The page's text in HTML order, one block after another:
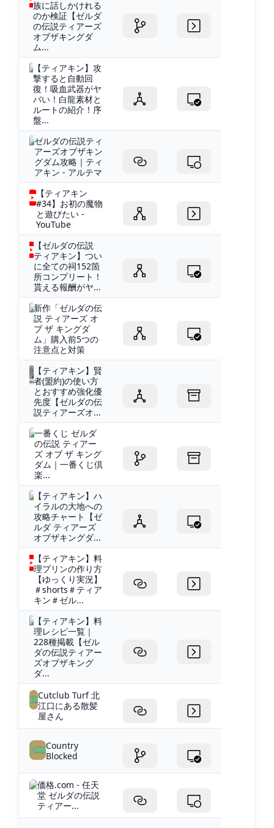
族に話しかけれる
のか検証【ゼルダ
の伝説ティアーズ
オブザキングダ
ム...
【ティアキン】攻
撃すると自動回
復！吸血武器がヤ
バい！白龍素材と
ルートの紹介！序
盤...
ゼルダの伝説ティ
アーズオブザキン
グダム攻略｜ティ
アキン - アルテマ
【ティアキン
#34】お初の魔物
と遊びたい -
YouTube
【ゼルダの伝説
ティアキン】つい
に全ての祠152箇
所コンプリート！
貰える報酬がヤ...
新作「ゼルダの伝
説 ティアーズ オ
ブ ザ キングダ
ム」購入前5つの
注意点と対策
【ティアキン】賢
者(盟約)の使い方
とおすすめ強化優
先度【ゼルダの伝
説ティアーズオ...
一番くじ ゼルダ
の伝説 ティアー
ズ オブ ザ キング
ダム｜一番くじ倶
楽...
【ティアキン】ハ
イラルの大地への
攻略チャート【ゼ
ルダ ティアーズ
オブザキングダ...
【ティアキン】料
理プリンの作り方
【ゆっくり実況】
＃shorts＃ティア
キン＃ゼル...
【ティアキン】料
理レシピ一覧｜
228種掲載【ゼル
ダの伝説ティアー
ズオブザキング
ダ...
Cutclub Turf 北
江口にある散髪
屋さん
Country
Blocked
価格.com - 任天
堂 ゼルダの伝説
ティアー...